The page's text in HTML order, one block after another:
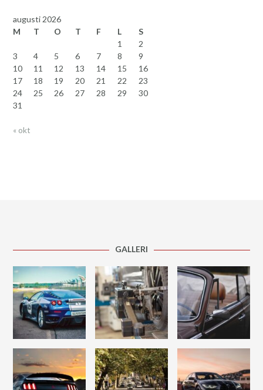
augusti 2026
M
T O T F L
S
1
2
3
4 5 6 7 8
9
10
11 12 13 14 15
16
17
18 19 20 21 22
23
24
25 26 27 28 29
30
31
« okt
GALLERI